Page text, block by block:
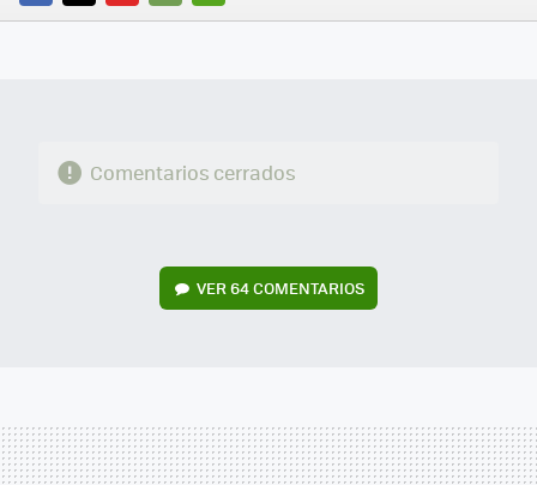
FACEBOOK
TWITTERFLIPBOARD
E-
WHATSAPP
Comentarios cerrados
VER64 COMENTARIOS